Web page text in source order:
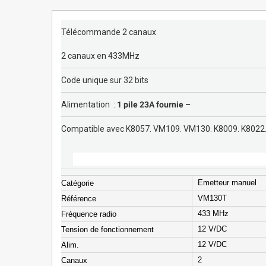
Télécommande 2 canaux
2 canaux en 433MHz
Code unique sur 32 bits
Alimentation : 1 pile 23A fournie –
Compatible avec K8057. VM109. VM130. K8009.
Catégorie
Emetteur manuel
Référence
VM130T
Fréquence radio
433 MHz
Tension de fonctionnement
12 V/DC
Alim.
12 V/DC
Canaux
2